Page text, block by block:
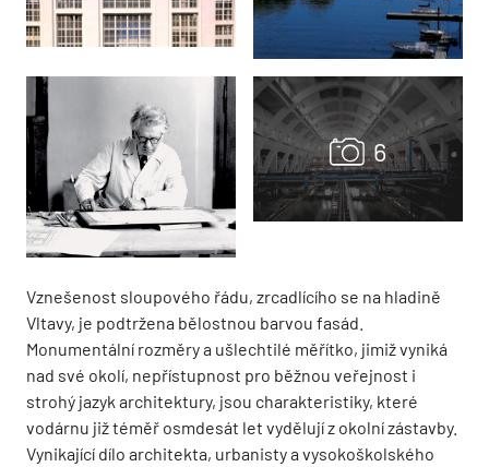
Vznešenost sloupového řádu, zrcadlícího se na hladině
Vltavy, je podtržena bělostnou barvou fasád.
Monumentální rozměry a ušlechtilé měřítko, jimiž vyniká
nad své okolí, nepřístupnost pro běžnou veřejnost i
strohý jazyk architektury, jsou charakteristiky, které
vodárnu již téměř osmdesát let vydělují z okolní zástavby.
Vynikající dílo architekta, urbanisty a vysokoškolského